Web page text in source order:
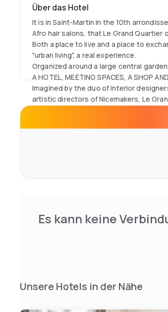
Über das Hotel
It is in Saint-Martin in the 10th
Afro hair salons, that Le Grand Quartier
Both a place to live and a place to
"urban living", a real experience.
Organized around a large central
A HOTEL, MEETING SPACES, A SHOP
Imagined by the duo of interior
artistic directors of Nicemakers, Le
Es kann keine
Unsere Hotels in der Nähe